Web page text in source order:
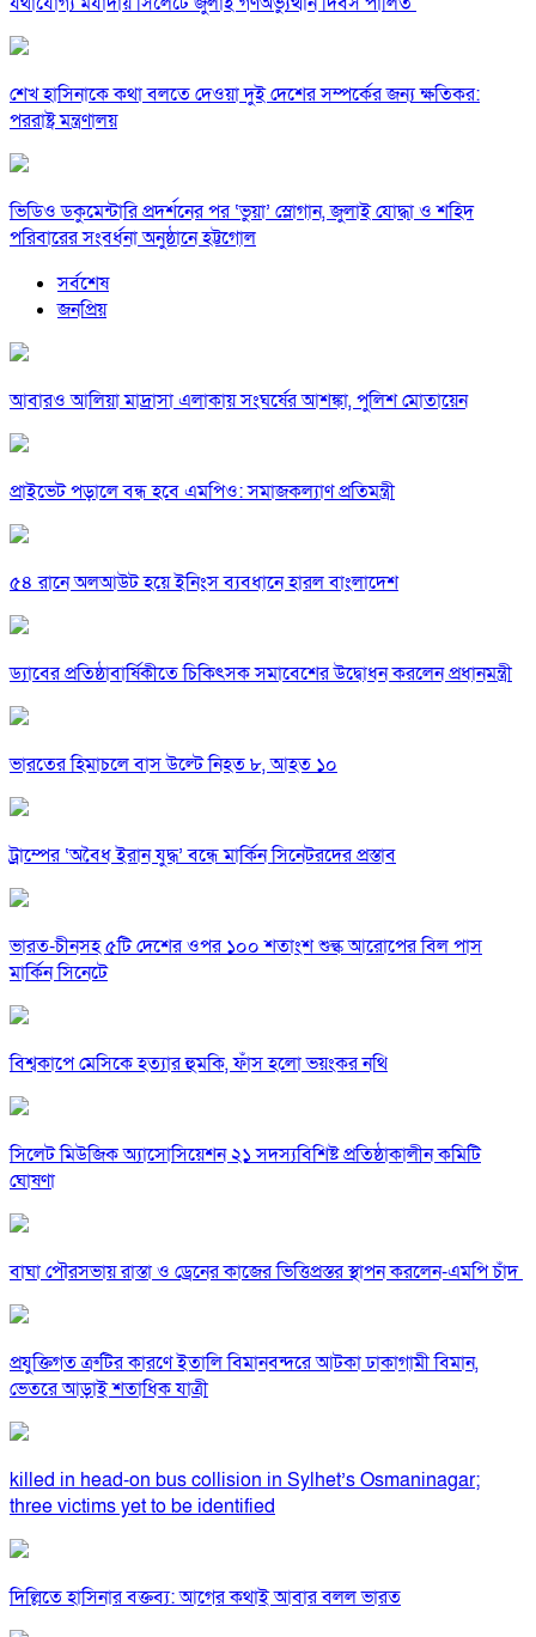
শেখ হাসিনাকে কথা বলতে দেওয়া দুই দেশের সম্পর্কের জন্য ক্ষতিকর:
পররাষ্ট্র মন্ত্রণালয়
ভিডিও ডকুমেন্টারি প্রদর্শনের পর ‘ভুয়া’ স্লোগান, জুলাই যোদ্ধা ও শহিদ
পরিবারের সংবর্ধনা অনুষ্ঠানে হট্টগোল
সর্বশেষ
জনপ্রিয়
আবারও আলিয়া মাদ্রাসা এলাকায় সংঘর্ষের আশঙ্কা, পুলিশ মোতায়েন
প্রাইভেট পড়ালে বন্ধ হবে এমপিও: সমাজকল্যাণ প্রতিমন্ত্রী
৫৪ রানে অলআউট হয়ে ইনিংস ব্যবধানে হারল বাংলাদেশ
ড্যাবের প্রতিষ্ঠাবার্ষিকীতে চিকিৎসক সমাবেশের উদ্বোধন করলেন প্রধানমন্ত্রী
ভারতের হিমাচলে বাস উল্টে নিহত ৮, আহত ১০
ট্রাম্পের ‘অবৈধ ইরান যুদ্ধ’ বন্ধে মার্কিন সিনেটরদের প্রস্তাব
ভারত-চীনসহ ৫টি দেশের ওপর ১০০ শতাংশ শুল্ক আরোপের বিল পাস
মার্কিন সিনেটে
বিশ্বকাপে মেসিকে হত্যার হুমকি, ফাঁস হলো ভয়ংকর নথি
সিলেট মিউজিক অ্যাসোসিয়েশন ২১ সদস্যবিশিষ্ট প্রতিষ্ঠাকালীন কমিটি
ঘোষণা
বাঘা পৌরসভায় রাস্তা ও ড্রেনের কাজের ভিত্তিপ্রস্তর স্থাপন করলেন-এমপি চাঁদ
প্রযুক্তিগত ত্রুটির কারণে ইতালি বিমানবন্দরে আটকা ঢাকাগামী বিমান,
ভেতরে আড়াই শতাধিক যাত্রী
killed in head-on bus collision in Sylhet’s Osmaninagar;
three victims yet to be identified
দিল্লিতে হাসিনার বক্তব্য: আগের কথাই আবার বলল ভারত